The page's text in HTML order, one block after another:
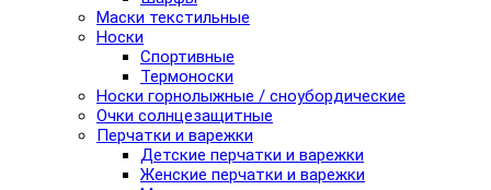
Маски текстильные
Носки
Спортивные
Термоноски
Носки горнолыжные / сноубордические
Очки солнцезащитные
Перчатки и варежки
Детские перчатки и варежки
Женские перчатки и варежки